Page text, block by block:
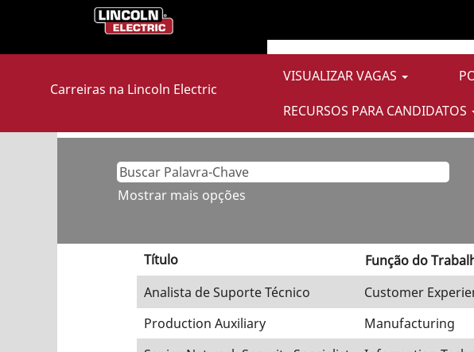
Carreiras na Lincoln Electric
VISUALIZAR VAGAS
RECURSOS PARA CANDIDATOS
Início
Buscar resultados para"Quality Assurance/
Atualmente, não existem vagas correspondentes a "
As 9 vagas mais recentes publicadas por Lincoln
Mostrar mais opções
Título Função do
Analista de Suporte Técnico
Customer
Production Auxiliary
Manufacturing